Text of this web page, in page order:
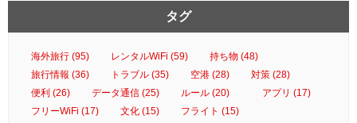
タグ
海外旅行 (95) レンタルWiFi (59)
持ち物 (48)
旅行情報 (36)
トラブル (35) 空港 (28)
対策 (28)
便利 (26)
データ通信 (25) ルール (20)
アプリ (17)
フリーWiFi (17)
文化 (15)
フライト (15)